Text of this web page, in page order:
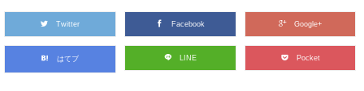
Twitter Facebook Google+
はてブ LINE Pocket